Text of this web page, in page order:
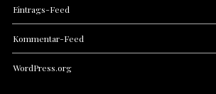
Eintrags-Feed
Kommentar-Feed
WordPress.org